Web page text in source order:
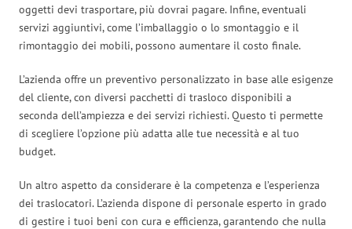
oggetti devi trasportare, più dovrai pagare. Infine, eventuali
servizi aggiuntivi, come l’imballaggio o lo smontaggio e il
rimontaggio dei mobili, possono aumentare il costo finale.
L’azienda offre un preventivo personalizzato in base alle esigenze
del cliente, con diversi pacchetti di trasloco disponibili a
seconda dell’ampiezza e dei servizi richiesti. Questo ti permette
di scegliere l’opzione più adatta alle tue necessità e al tuo
budget.
Un altro aspetto da considerare è la competenza e l’esperienza
dei traslocatori. L’azienda dispone di personale esperto in grado
di gestire i tuoi beni con cura e efficienza, garantendo che nulla